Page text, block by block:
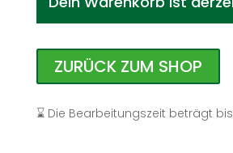
ZURÜCK ZUM SHOP
⌛ Die Bearbeitungszeit beträgt